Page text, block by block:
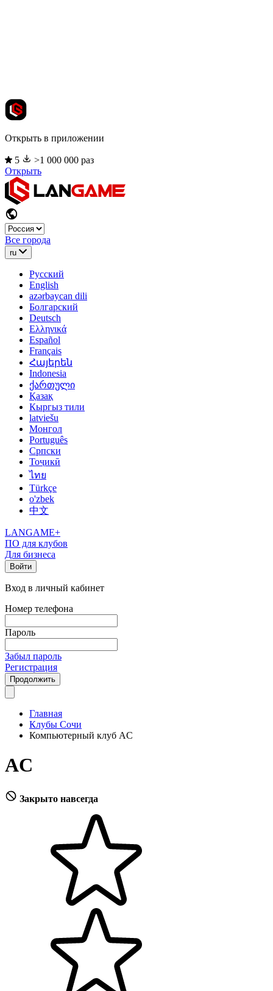
Открыть в приложении
5
>1 000 000 раз
Открыть
Все города
ru
Русский
English
azərbaycan dili
Болгарский
Deutsch
Ελληνικά
Español
Français
Հայերեն
Indonesia
ქართული
Қазақ
Кыргыз тили
latviešu
Монгол
Português
Српски
Тоҷикӣ
ไทย
Türkçe
o'zbek
中文
LANGAME+
ПО для клубов
Для бизнеса
Войти
Вход в личный кабинет
Номер телефона
Пароль
Забыл пароль
Регистрация
Продолжить
Главная
Клубы Сочи
Компьютерный клуб AC
AC
Закрыто навсегда